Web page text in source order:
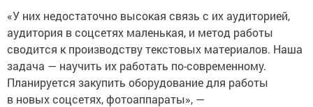
«У них недостаточно высокая связь с их аудиторией,
аудитория в соцсетях маленькая, и метод работы
сводится к производству текстовых материалов. Наша
задача — научить их работать по-современному.
Планируется закупить оборудование для работы
в новых соцсетях, фотоаппараты», —